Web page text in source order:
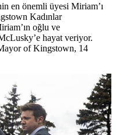
en önemli üyesi Miriam’ı
Kadınlar
oğlu ve
hayat veriyor.
Mayor of Kingstown, 14